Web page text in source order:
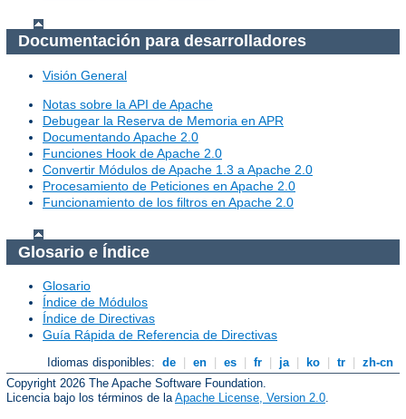
Documentación para desarrolladores
Visión General
Notas sobre la API de Apache
Debugear la Reserva de Memoria en APR
Documentando Apache 2.0
Funciones Hook de Apache 2.0
Convertir Módulos de Apache 1.3 a Apache 2.0
Procesamiento de Peticiones en Apache 2.0
Funcionamiento de los filtros en Apache 2.0
Glosario e Índice
Glosario
Índice de Módulos
Índice de Directivas
Guía Rápida de Referencia de Directivas
Idiomas disponibles: de en es fr ja ko tr
zh-cn
Copyright 2026 The Apache Software Foundation.
Licencia bajo los términos de la Apache License, Version 2.0